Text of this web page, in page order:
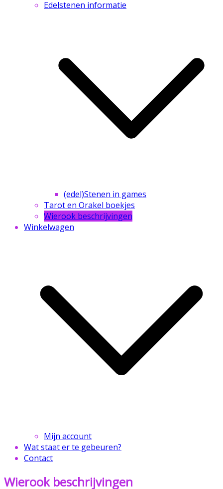
Edelstenen informatie
(edel)Stenen in games
Tarot en Orakel boekjes
Wierook beschrijvingen
Winkelwagen
Mijn account
Wat staat er te gebeuren?
Contact
Wierook beschrijvingen